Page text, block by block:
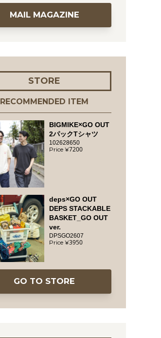
MAIL MAGAZINE
STORE
RECOMMENDED ITEM
BIGMIKE×GO OUT
2パックTシャツ
102628650
7200
deps×GO OUT
DEPS STACKABLE
BASKET_GO OUT
ver.
DPSGO2607
3950
GO TO STORE